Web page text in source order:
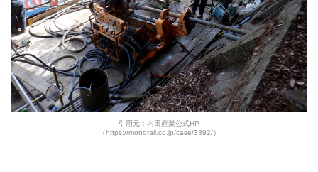
引用元：内田産業公式HP
（https://monorail.co.jp/case/3392/）